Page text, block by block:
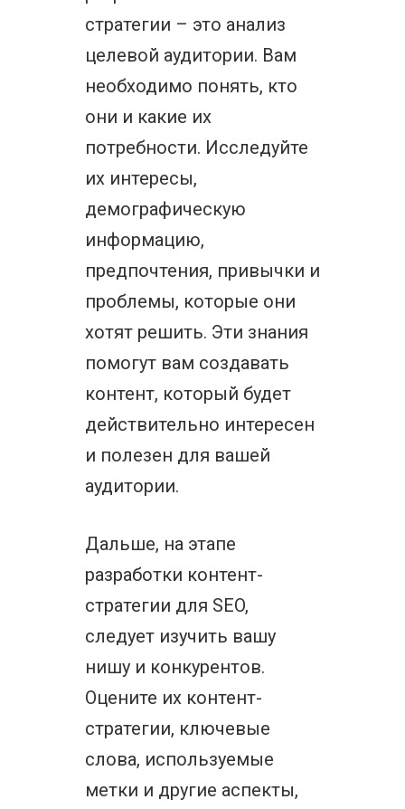
стратегии – это анализ
целевой аудитории. Вам
необходимо понять, кто
они и какие их
потребности. Исследуйте
их интересы,
демографическую
информацию,
предпочтения, привычки и
проблемы, которые они
хотят решить. Эти знания
помогут вам создавать
контент, который будет
действительно интересен
и полезен для вашей
аудитории.
Дальше, на этапе
разработки контент-
стратегии для SEO,
следует изучить вашу
нишу и конкурентов.
Оцените их контент-
стратегии, ключевые
слова, используемые
метки и другие аспекты,